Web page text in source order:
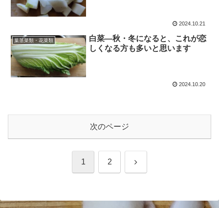
2024.10.21
葉茎菜類・花菜類
白菜―秋・冬になると、これが恋
しくなる方も多いと思います
2024.10.20
次のページ
1 2 次